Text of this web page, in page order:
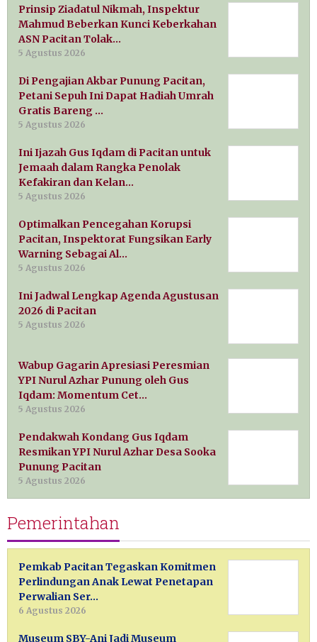
Prinsip Ziadatul Nikmah, Inspektur
Mahmud Beberkan Kunci Keberkahan
ASN Pacitan Tolak…
5 Agustus 2026
Di Pengajian Akbar Punung Pacitan,
Petani Sepuh Ini Dapat Hadiah Umrah
Gratis Bareng …
5 Agustus 2026
Ini Ijazah Gus Iqdam di Pacitan untuk
Jemaah dalam Rangka Penolak
Kefakiran dan Kelan…
5 Agustus 2026
Optimalkan Pencegahan Korupsi
Pacitan, Inspektorat Fungsikan Early
Warning Sebagai Al…
5 Agustus 2026
Ini Jadwal Lengkap Agenda Agustusan
2026 di Pacitan
5 Agustus 2026
Wabup Gagarin Apresiasi Peresmian
YPI Nurul Azhar Punung oleh Gus
Iqdam: Momentum Cet…
5 Agustus 2026
Pendakwah Kondang Gus Iqdam
Resmikan YPI Nurul Azhar Desa Sooka
Punung Pacitan
5 Agustus 2026
Pemerintahan
Pemkab Pacitan Tegaskan Komitmen
Perlindungan Anak Lewat Penetapan
Perwalian Ser…
6 Agustus 2026
Museum SBY-Ani Jadi Museum